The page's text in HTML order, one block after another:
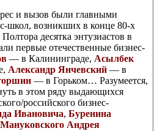
и вызов были главными
школ, возникших в конце 80-х
десятка энтузиастов в
первые отечественные бизнес-
— в Калининграде, Асылбек
Александр Янчевский — в
— в Горьком… Разумеется,
в этом ряду выдающихся
российского бизнес-
Ивановича, Буренина
Мануковского Андрея